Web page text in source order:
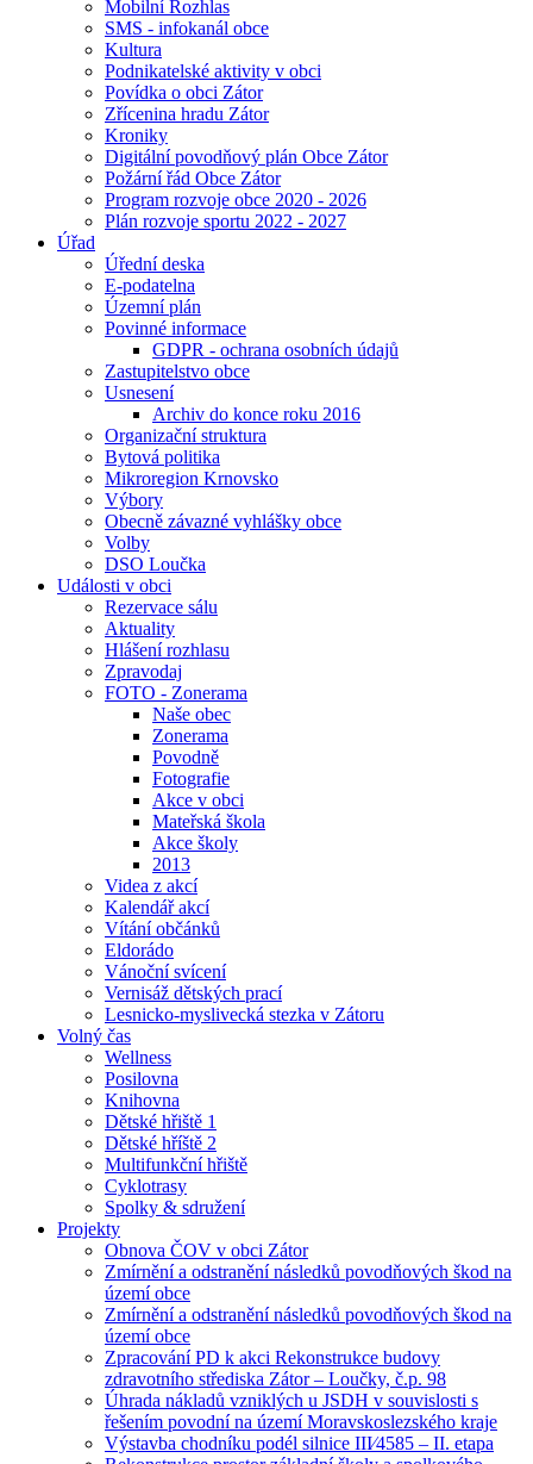
Mobilní Rozhlas
SMS - infokanál obce
Kultura
Podnikatelské aktivity v obci
Povídka o obci Zátor
Zřícenina hradu Zátor
Kroniky
Digitální povodňový plán Obce Zátor
Požární řád Obce Zátor
Program rozvoje obce 2020 - 2026
Plán rozvoje sportu 2022 - 2027
Úřad
Úřední deska
E-podatelna
Územní plán
Povinné informace
GDPR - ochrana osobních údajů
Zastupitelstvo obce
Usnesení
Archiv do konce roku 2016
Organizační struktura
Bytová politika
Mikroregion Krnovsko
Výbory
Obecně závazné vyhlášky obce
Volby
DSO Loučka
Události v obci
Rezervace sálu
Aktuality
Hlášení rozhlasu
Zpravodaj
FOTO - Zonerama
Naše obec
Zonerama
Povodně
Fotografie
Akce v obci
Mateřská škola
Akce školy
2013
Videa z akcí
Kalendář akcí
Vítání občánků
Eldorádo
Vánoční svícení
Vernisáž dětských prací
Lesnicko-myslivecká stezka v Zátoru
Volný čas
Wellness
Posilovna
Knihovna
Dětské hřiště 1
Dětské hříště 2
Multifunkční hřiště
Cyklotrasy
Spolky & sdružení
Projekty
Obnova ČOV v obci Zátor
Zmírnění a odstranění následků povodňových škod na
území obce
Zmírnění a odstranění následků povodňových škod na
území obce
Zpracování PD k akci Rekonstrukce budovy
zdravotního střediska Zátor – Loučky, č.p. 98
Úhrada nákladů vzniklých u JSDH v souvislosti s
řešením povodní na území Moravskoslezského kraje
Výstavba chodníku podél silnice III⁄4585 – II. etapa